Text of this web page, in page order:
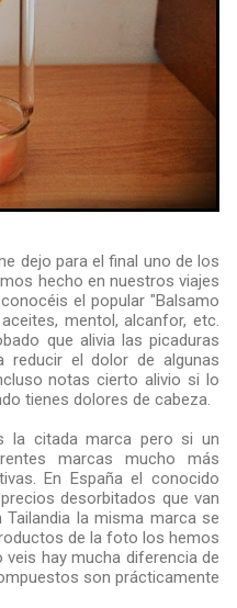
dejo para el final uno de los
hecho en nuestros viajes
el popular "Balsamo
mentol, alcanfor, etc.
que alivia las picaduras
reducir el dolor de algunas
notas cierto alivio si lo
tienes dolores de cabeza.
la citada marca pero si un
marcas mucho más
En España el conocido
desorbitados que van
la misma marca se
de la foto los hemos
hay mucha diferencia de
son prácticamente